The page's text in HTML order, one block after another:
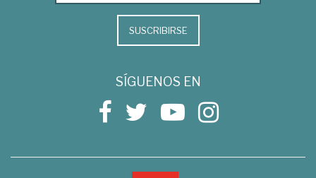
SUSCRIBIRSE
SÍGUENOS EN